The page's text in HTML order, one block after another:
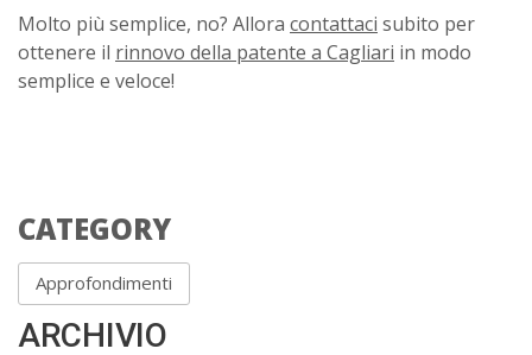
Molto più semplice, no? Allora contattaci subito per
ottenere il rinnovo della patente a Cagliari in modo
semplice e veloce!
CATEGORY
Approfondimenti
ARCHIVIO